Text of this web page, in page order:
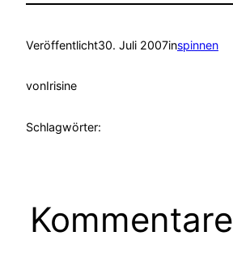
Veröffentlicht30. Juli 2007inspinnen
vonIrisine
Schlagwörter:
Kommentare